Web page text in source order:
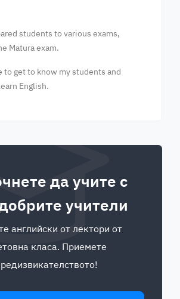
students to various exams,
Matura exam.
to get to know my students and
English.
да учите с
учители
английски от лектори от
класа. Приемете